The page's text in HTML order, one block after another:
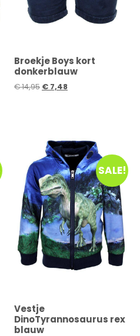
Broekje Boys kort
donkerblauw
€14,95 € 7,48
SALE!
Vestje
DinoTyrannosaurus rex
blauw